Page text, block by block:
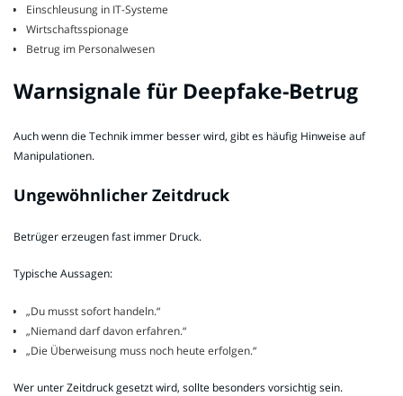
Einschleusung in IT-Systeme
Wirtschaftsspionage
Betrug im Personalwesen
Warnsignale für Deepfake-Betrug
Auch wenn die Technik immer besser wird, gibt es häufig Hinweise auf
Manipulationen.
Ungewöhnlicher Zeitdruck
Betrüger erzeugen fast immer Druck.
Typische Aussagen:
„Du musst sofort handeln.“
„Niemand darf davon erfahren.“
„Die Überweisung muss noch heute erfolgen.“
Wer unter Zeitdruck gesetzt wird, sollte besonders vorsichtig sein.